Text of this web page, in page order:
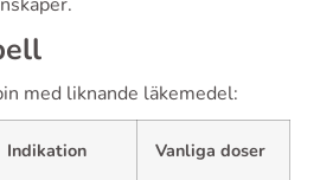
med liknande läkemedel:
Indikation Vanliga doser